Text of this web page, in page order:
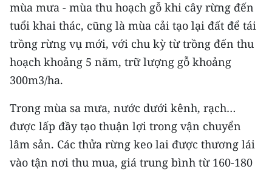
MEDIA CENTER
E-Magazine
Video
Media Kinh tế
Media Văn hóa
mùa mưa - mùa thu hoạch gỗ khi cây rừng đến
tuổi khai thác, cũng là mùa cải tạo lại đất để tái
trồng rừng vụ mới, với chu kỳ từ trồng đến thu
hoạch khoảng 5 năm, trữ lượng gỗ khoảng
300m3/ha.
Trong mùa sa mưa, nước dưới kênh, rạch…
được lấp đầy tạo thuận lợi trong vận chuyển
lâm sản. Các thửa rừng keo lai được thương lái
vào tận nơi thu mua, giá trung bình từ 160-180